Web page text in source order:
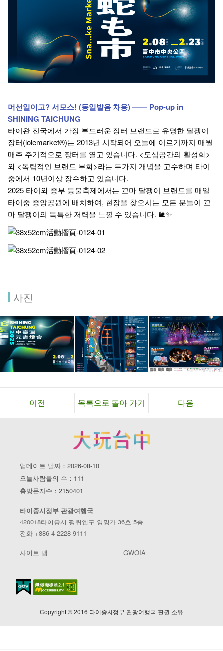
머선일이고? 서모스! (동일발음 차용) —— Pop-up in
SHINING TAICHUNG
타이완 전국에서 가장 부드러운 장터 브랜드로 유명한 달팽이
장터(lolemarket®)는 2013년 시작되어 오늘에 이르기까지 매월
매주 주기적으로 장터를 열고 있습니다. <도심공간의 활성화>
와 <독립적인 브랜드 부화>라는 두가지 개념을 고수하며 타이
중에서 10년이상 장수하고 있습니다.
2025 타이와 중부 등불축제에서는 꼬마 달팽이 브랜드를 매일
타이중 중앙공원에 배치하여, 현장을 찾으시는 모든 분들이 꼬
마 달팽이의 독특한 저력을 느낄 수 있습니다. 🐌✨
사진
이전 목록으로 돌아 가기 다음
업데이트 날짜：2026-08-10
오늘사람들의 수：111
총방문자수：2150401
타이중시정부 관광여행국
420018타이중시 펑위엔구 양밍가 36호 5층
전화 +886-4-2228-9111
사이트 맵 GWOIA
Copyright © 2016 타이중시정부 관광여행국 판권 소유